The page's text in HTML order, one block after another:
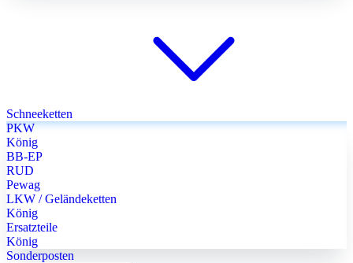
Schneeketten
PKW
König
BB-EP
RUD
Pewag
LKW / Geländeketten
König
Ersatzteile
König
Sonderposten